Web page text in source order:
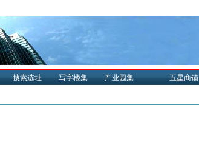
搜索选址 写字楼集 产业园集 五星商铺